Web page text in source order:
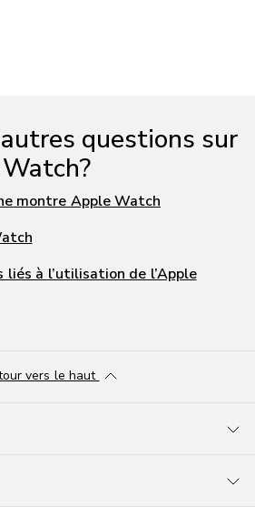
questions sur
montre Apple Watch
liés à l’utilisation de l’Apple
vers le haut